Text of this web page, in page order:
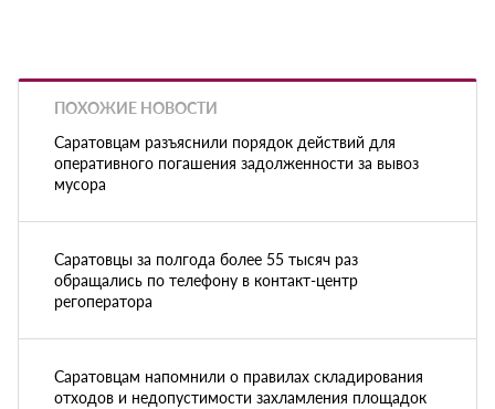
ПОХОЖИЕ НОВОСТИ
Саратовцам разъяснили порядок действий для
оперативного погашения задолженности за вывоз
мусора
Саратовцы за полгода более 55 тысяч раз
обращались по телефону в контакт-центр
регоператора
Саратовцам напомнили о правилах складирования
отходов и недопустимости захламления площадок